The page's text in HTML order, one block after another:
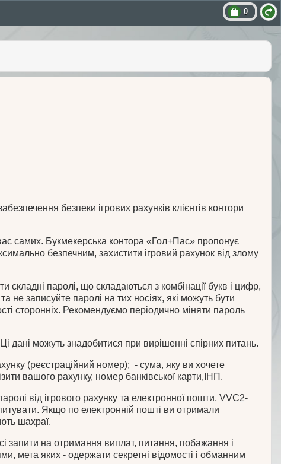
0
безпеки ігрових рахунків клієнтів контори
самих. Букмекерська контора «Гол+Пас» пропонує
безпечним, захистити ігровий рахунок від злому
складні паролі, що складаються з комбінації букв і цифр,
не записуйте паролі на тих носіях, які можуть бути
сторонніх. Рекомендуємо періодично міняти пароль
дані можуть знадобитися при вирішенні спірних питань.
(реєстраційний номер); - сума, яку ви хочете
вашого рахунку, номер банківської карти,ІНП.
від ігрового рахунку та електронної пошти, VVC2-
Якщо по електронній пошті ви отримали
шахраї.
запити на отримання виплат, питання, побажання і
мета яких - одержати секретні відомості і обманним